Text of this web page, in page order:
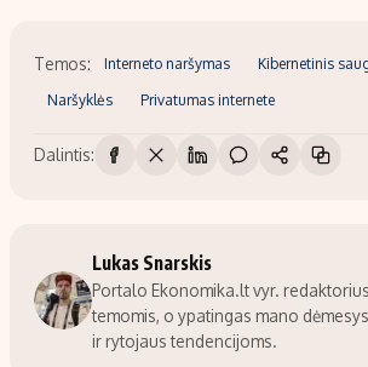
Temos: Interneto naršymas Kibernetinis
Naršyklės Privatumas internete
Dalintis:
Lukas Snarskis
Portalo Ekonomika.lt vyr.
temomis, o ypatingas mano
ir rytojaus tendencijoms.